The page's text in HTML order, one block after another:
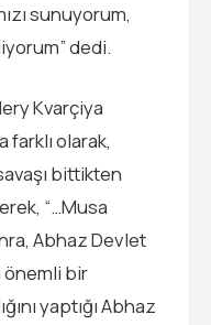
sunuyorum,
dedi.
Kvarçiya
farklı olarak,
bittikten
“…Musa
Abhaz Devlet
önemli bir
yaptığı Abhaz